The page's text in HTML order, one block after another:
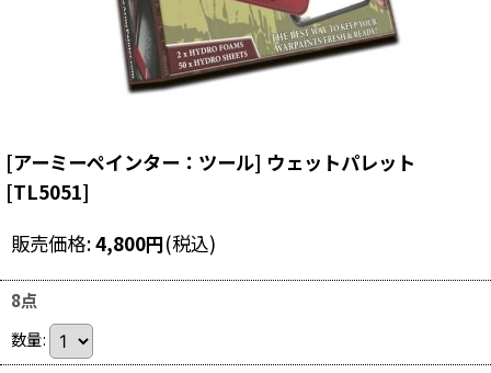
[アーミーペインター：ツール] ウェットパレット
[TL5051]
販売価格:4,800円(税込)
8点
数量: